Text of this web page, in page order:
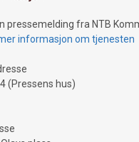
pressemelding fra NTB
informasjon om tjenesten
(Pressens hus)